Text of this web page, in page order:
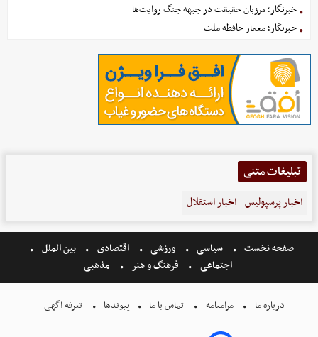
خبرنگار؛ مرزبان حقیقت در جبهه جنگ روایت‌ها
خبرنگار؛ معمار حافظه ملت
تبلیغات متنی
اخبار پرسپولیس اخبار استقلال
صفحه نخست سیاسی ورزشی اقتصادی
بین الملل
اجتماعی
فرهنگ و هنر مذهبی
درباره ما مرامنامه تماس با ما پیوندها تعرفه اگهی